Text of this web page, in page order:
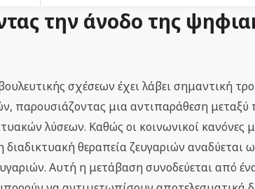
την άνοδο της
σχέσεων έχει λάβει σημαντική
παρουσιάζοντας μια αντιπαράθεση
λύσεων. Καθώς οι κοινωνικοί
διαδικτυακή θεραπεία ζευγαριών
Αυτή η μετάβαση συνοδεύεται από